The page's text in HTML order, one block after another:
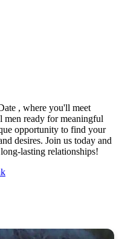
, where you'll meet
men ready for meaningful
opportunity to find your
desires. Join us today and
lasting relationships!